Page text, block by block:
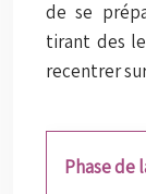
de se
tirant des
recentrer
Phase de